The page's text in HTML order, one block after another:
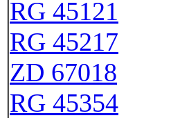
RG 45121
RG 45217
ZD 67018
RG 45354